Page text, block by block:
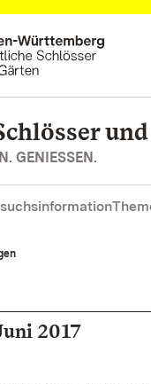
GENIESSEN.
2017